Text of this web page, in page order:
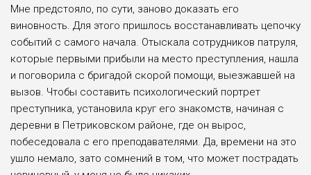
Мне предстояло, по сути, заново доказать его
виновность. Для этого пришлось восстанавливать цепочку
событий с самого начала. Отыскала сотрудников патруля,
которые первыми прибыли на место преступления, нашла
и поговорила с бригадой скорой помощи, выезжавшей на
вызов. Чтобы составить психологический портрет
преступника, установила круг его знакомств, начиная с
деревни в Петриковском районе, где он вырос,
побеседовала с его преподавателями. Да, времени на это
ушло немало, зато сомнений в том, что может пострадать